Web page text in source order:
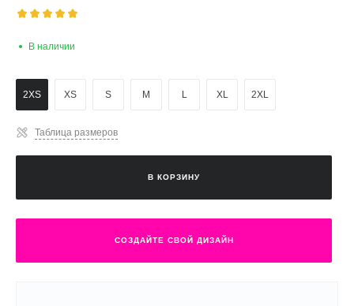
В наличии
2XS XS S M L XL 2XL
Таблица размеров
В КОРЗИНУ
СОЗДАЙТЕ СВОЙ ДИЗАЙН